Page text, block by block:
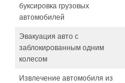
буксировка грузовых
автомобилей
Эвакуация авто с
заблокированным одним
колесом
Извлечение автомобиля из